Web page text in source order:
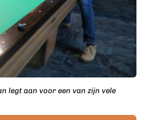
legt aan voor een van zijn vele